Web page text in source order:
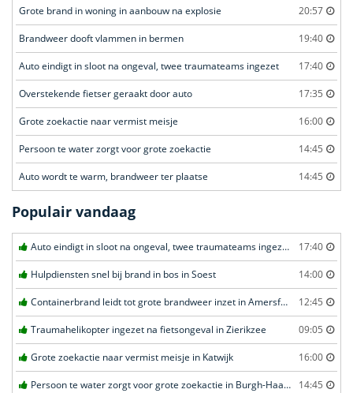
Grote brand in woning in aanbouw na explosie 20:57
Brandweer dooft vlammen in bermen 19:40
Auto eindigt in sloot na ongeval, twee traumateams ingezet 17:40
Overstekende fietser geraakt door auto 17:35
Grote zoekactie naar vermist meisje 16:00
Persoon te water zorgt voor grote zoekactie 14:45
Auto wordt te warm, brandweer ter plaatse 14:45
Populair vandaag
Auto eindigt in sloot na ongeval, twee traumateams ingezet in Uden 17:40
Hulpdiensten snel bij brand in bos in Soest 14:00
Containerbrand leidt tot grote brandweer inzet in Amersfoort 12:45
Traumahelikopter ingezet na fietsongeval in Zierikzee 09:05
Grote zoekactie naar vermist meisje in Katwijk 16:00
Persoon te water zorgt voor grote zoekactie in Burgh-Haamstede 14:45